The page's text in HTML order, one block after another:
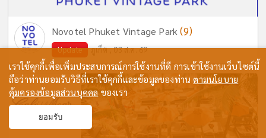
Novotel Phuket Vintage Park(9)
Update ภูเก็ต , 03 ส.ค. 69
เราใช้คุกกี้เพื่อเพิ่มประสบการณ์การใช้งานที่ดี การเข้าใช้งานเว็บไซต์นี้
ถือว่าท่านยอมรับวิธีที่เราใช้คุกกี้และข้อมูลของท่านตามนโยบาย
คุ้มครองข้อมูลส่วนบุคคล ของเรา
ยอมรับ